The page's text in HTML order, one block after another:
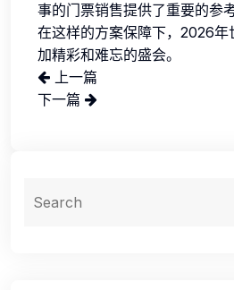
事的门票销售提供了重要的参
在这样的方案保障下，2026年
加精彩和难忘的盛会。
上一篇
下一篇